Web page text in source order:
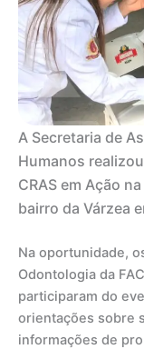
A Secretaria de
Humanos
CRAS em Ação
bairro da Várzea
Na oportunidade,
Odontologia da
participaram do
orientações sobre
informações de